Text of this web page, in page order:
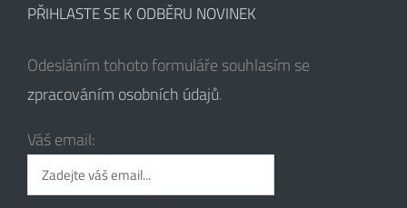
PŘIHLASTE SE K ODBĚRU NOVINEK
Odesláním tohoto formuláře souhlasím se
zpracováním osobních údajů.
Váš email: